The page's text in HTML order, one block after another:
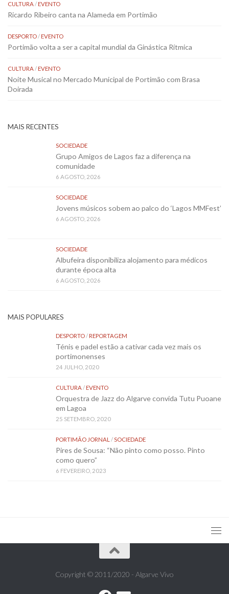
CULTURA/EVENTO
Ricardo Ribeiro canta na Alameda em Portimão
DESPORTO/EVENTO
Portimão volta a ser a capital mundial da Ginástica Rítmica
CULTURA/EVENTO
Noite Musical no Mercado Municipal de Portimão com Brasa
Doirada
MAIS RECENTES
SOCIEDADE
Grupo Amigos de Lagos faz a diferença na
comunidade
6 AGOSTO, 2026
SOCIEDADE
Jovens músicos sobem ao palco do ‘Lagos MMFest’
6 AGOSTO, 2026
SOCIEDADE
Albufeira disponibiliza alojamento para médicos
durante época alta
6 AGOSTO, 2026
MAIS POPULARES
DESPORTO/REPORTAGEM
Ténis e padel estão a cativar cada vez mais os
portimonenses
24 JULHO, 2020
CULTURA/EVENTO
Orquestra de Jazz do Algarve convida Tutu Puoane
em Lagoa
25 SETEMBRO, 2020
PORTIMÃO JORNAL /SOCIEDADE
Pires de Sousa: “Não pinto como posso. Pinto
como quero”
6 FEVEREIRO, 2023
Copyright © 2011/2020 - Algarve Vivo